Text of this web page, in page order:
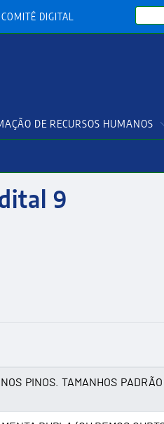
COMITÊ DIGITAL
Search
DE RECURSOS HUMANOS
9
PINOS. TAMANHOS